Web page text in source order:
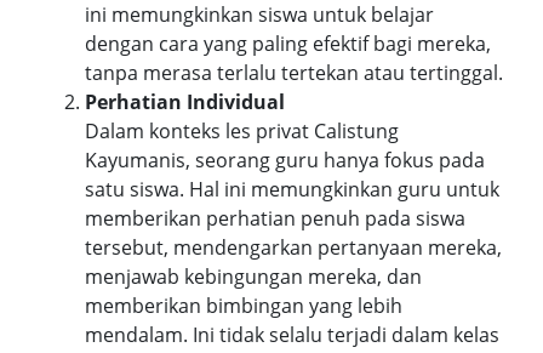
ini memungkinkan siswa untuk belajar
dengan cara yang paling efektif bagi mereka,
tanpa merasa terlalu tertekan atau tertinggal.
Perhatian Individual
Dalam konteks les privat Calistung
Kayumanis, seorang guru hanya fokus pada
satu siswa. Hal ini memungkinkan guru untuk
memberikan perhatian penuh pada siswa
tersebut, mendengarkan pertanyaan mereka,
menjawab kebingungan mereka, dan
memberikan bimbingan yang lebih
mendalam. Ini tidak selalu terjadi dalam kelas